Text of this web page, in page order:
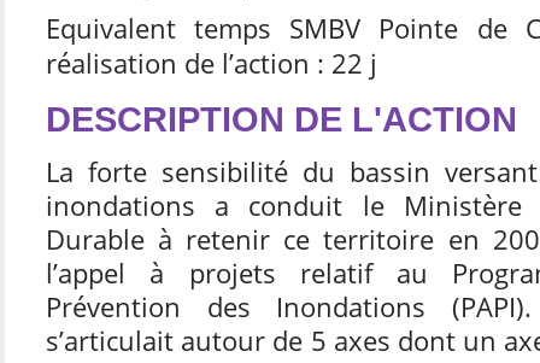
Equivalent temps SMBV Pointe de
réalisation de l’action : 22 j
DESCRIPTION DE L'ACTION
La forte sensibilité du bassin
inondations a conduit le Ministère
Durable à retenir ce territoire en
l’appel à projets relatif au
Prévention des Inondations
s’articulait autour de 5 axes dont un